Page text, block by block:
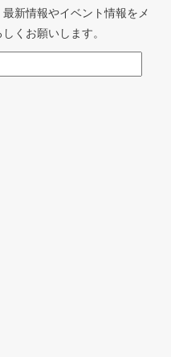
新情報やイベント情報をメ
くお願いします。